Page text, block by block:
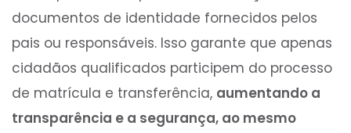
documentos de identidade fornecidos pelos
pais ou responsáveis. Isso garante que apenas
cidadãos qualificados participem do processo
de matrícula e transferência, aumentando a
transparência e a segurança, ao mesmo